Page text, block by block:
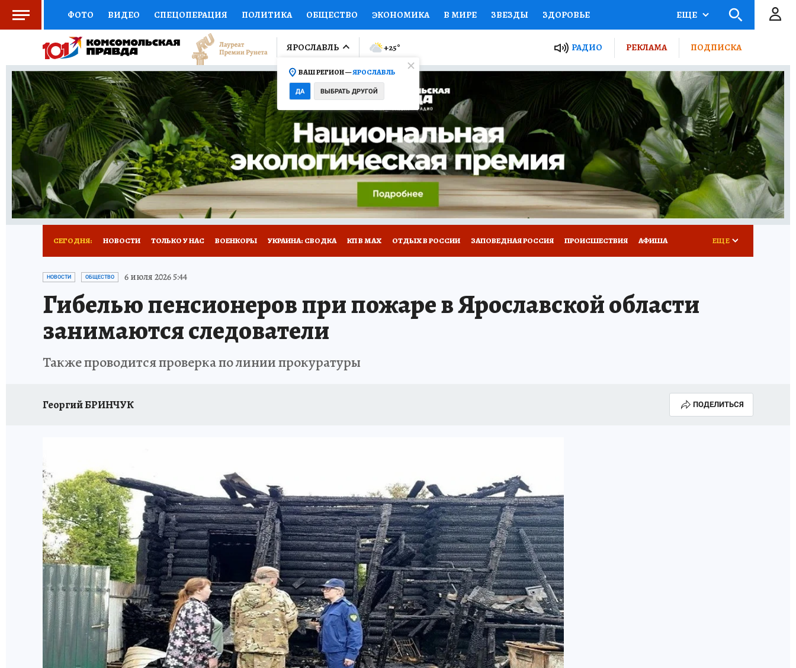
ФОТО ВИДЕО СПЕЦОПЕРАЦИЯ ПОЛИТИКА ОБЩЕСТВО ЭКОНОМИКА В МИРЕ ЗВЕЗДЫ ЗДОРОВЬЕ
СОЦПОДДЕРЖКА НАУКА СПОРТ КОЛУМНИСТЫ ПРОИСШЕСТВИЯ НАЦИОНАЛЬНЫЕ ПРОЕКТЫ РОССИИ
ВЫБОР ЭКСПЕРТОВ ДОКТОР ФИНАНСЫ ОТКРЫВАЕМ МИР Я ЗНАЮ СЕМЬЯ ЖЕНСКИЕ СЕКРЕТЫ ПУТЕВОДИТЕЛЬ
КНИЖНАЯ ПОЛКА ПРОГНОЗЫ НА СПОРТ ПРОМОКОДЫ СЕРИАЛЫ СПЕЦПРОЕКТЫ ДЕФИЦИТ ЖЕЛЕЗА ТУРИЗМ
ПРЕСС-ЦЕНТР НЕДВИЖИМОСТЬ ТЕЛЕВИЗОР КОЛЛЕКЦИИ КОНКУРСЫ РАБОТА У НАС ГИД ПОТРЕБИТЕЛЯ ВСЕ О КП
РАДИО КП РЕКЛАМА ТЕСТЫ НОВОЕ НА САЙТЕ ОБЪЯВЛЕНИЯ
ЕЩЕ
ЯРОСЛАВЛЬ
ВАШ РЕГИОН —ЯРОСЛАВЛЬ
ДА ВЫБРАТЬ ДРУГОЙ
+25° РАДИО РЕКЛАМА ПОДПИСКА
СЕГОДНЯ: НОВОСТИ ТОЛЬКО У НАС ВОЕНКОРЫ УКРАИНА: СВОДКА КП В МАХ ОТДЫХ В РОССИИ ЗАПОВЕДНАЯ РОССИЯ ПРОИСШЕСТВИЯ АФИША
ГЕРОИ ЯРОСЛАВИИ ИСПЫТАНО НА СЕБЕ
ЕЩЕ
НОВОСТИ ОБЩЕСТВО 6 июля 2026 5:44
Гибелью пенсионеров при пожаре в Ярославской области
занимаются следователи
Также проводится проверка по линии прокуратуры
Георгий БРИНЧУК ПОДЕЛИТЬСЯ